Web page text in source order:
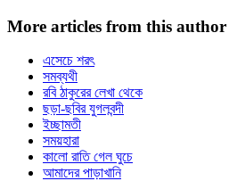
More articles from this author
এসেচে শরৎ
সমব্যথী
রবি ঠাকুরের লেখা থেকে
ছড়া-ছবির যুগলবন্দী
ইচ্ছামতী
সময়হারা
কালো রাতি গেল ঘুচে
আমাদের পাড়াখানি